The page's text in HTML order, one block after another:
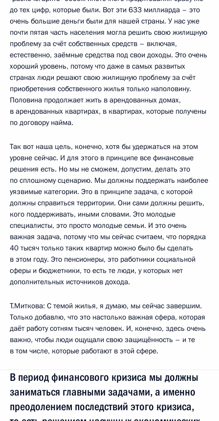
до тех цифр, которые были. Вот эти 633 миллиарда – это
очень большие деньги были для нашей страны. У нас уже
почти пятая часть населения могла решить свою жилищную
проблему за счёт собственных средств – включая,
естественно, заёмные средства под свои доходы. Это очень
хороший уровень, потому что даже в самых развитых
странах люди решают свою жилищную проблему за счёт
приобретения собственного жилья только наполовину.
Половина продолжает жить в арендованных домах,
в арендованных квартирах, в квартирах, которые получены
по договору найма.
Так вот наша цель, конечно, хотя бы удержаться на этом
уровне сейчас. И для этого в принципе все финансовые
решения есть. Но мы не сможем, допустим, делать это
по сплошному сценарию. Мы должны поддержать наиболее
уязвимые категории. Это в принципе задача, с которой
должны справиться территории. Они сами должны решить,
кого поддерживать, иными словами. Это молодые
специалисты, это просто молодые семьи. И это очень
важная задача, потому что мы сейчас считаем, что порядка
40 тысяч только таких квартир можно было бы сделать
в этом году. Это пенсионеры, это работники социальной
сферы и бюджетники, то есть те люди, у которых нет
дополнительных источников дохода.
Т.Миткова: С темой жилья, я думаю, мы сейчас завершим.
Только добавлю, что это настолько важная сфера, которая
даёт работу сотням тысяч человек. И, конечно, здесь очень
важно, чтобы люди ощущали свою защищённость – и те
в том числе, которые работают в этой сфере.
В период финансового кризиса мы должны
заниматься главными задачами, а именно
преодолением последствий этого кризиса,